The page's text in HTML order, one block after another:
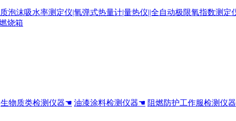
生物质类检测仪器☚ 油漆涂料检测仪器☚ 阻燃防护工作服检测仪器